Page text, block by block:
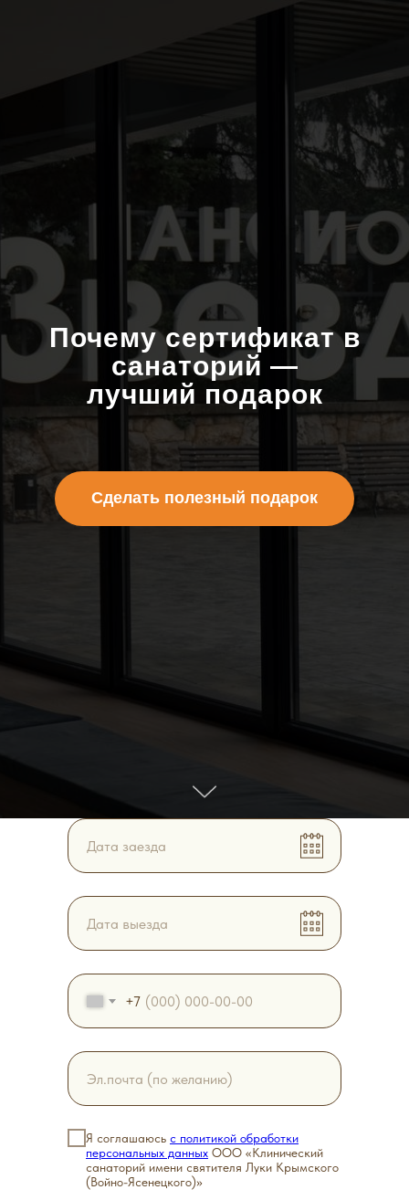
Почему сертификат в
санаторий —
лучший подарок
Сделать полезный подарок
+7
Я соглашаюсь с политикой обработки
персональных данных ООО «Клинический
санаторий имени святителя Луки Крымского
(Войно-Ясенецкого)»